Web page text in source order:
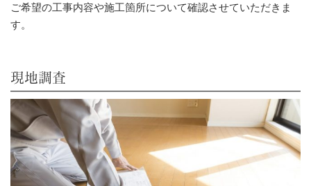
ご希望の工事内容や施工箇所について確認させていただきま
す。
現地調査